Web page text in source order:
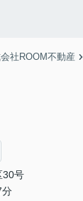
社ROOM不動産
30号
分